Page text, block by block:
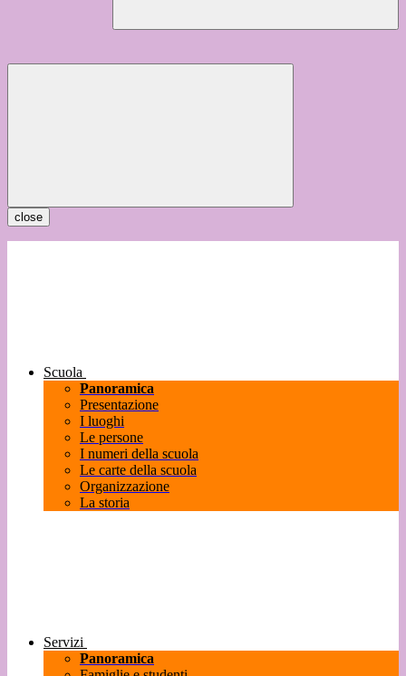
close
Scuola
Panoramica
Presentazione
I luoghi
Le persone
I numeri della scuola
Le carte della scuola
Organizzazione
La storia
Servizi
Panoramica